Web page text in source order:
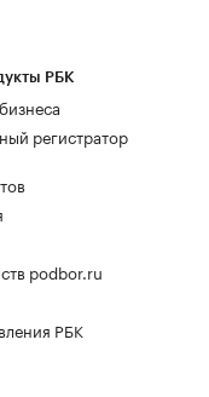
РБК
регистратор
podbor.ru
РБК